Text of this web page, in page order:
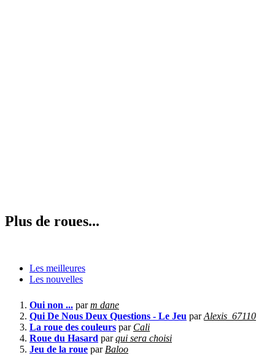
Plus de roues...
Les meilleures
Les nouvelles
Oui non ... parm dane
Qui De Nous Deux Questions - Le Jeu parAlexis_67110
La roue des couleurs par Cali
Roue du Hasard parqui sera choisi
Jeu de la roue par Baloo